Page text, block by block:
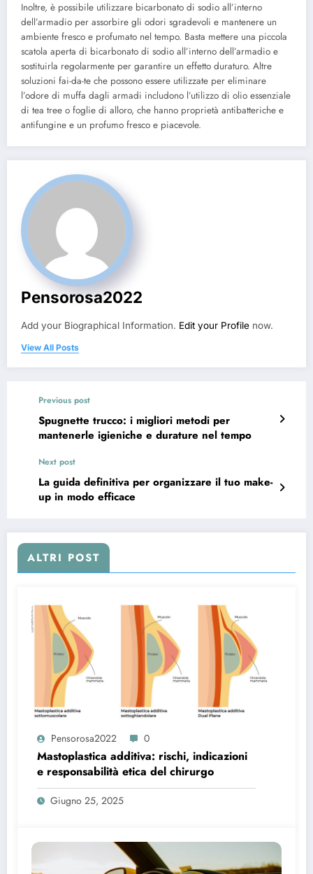
Inoltre, è possibile utilizzare bicarbonato di sodio all’interno
dell’armadio per assorbire gli odori sgradevoli e mantenere un
ambiente fresco e profumato nel tempo. Basta mettere una piccola
scatola aperta di bicarbonato di sodio all’interno dell’armadio e
sostituirla regolarmente per garantire un effetto duraturo. Altre
soluzioni fai-da-te che possono essere utilizzate per eliminare
l’odore di muffa dagli armadi includono l’utilizzo di olio essenziale
di tea tree o foglie di alloro, che hanno proprietà antibatteriche e
antifungine e un profumo fresco e piacevole.
Pensorosa2022
Add your Biographical Information. Edit your Profile now.
View All Posts
Previous post
Spugnette trucco: i migliori metodi per
mantenerle igieniche e durature nel tempo
Next post
La guida definitiva per organizzare il tuo make-
up in modo efficace
ALTRI POST
Pensorosa2022 0
Mastoplastica additiva: rischi, indicazioni
e responsabilità etica del chirurgo
Giugno 25, 2025